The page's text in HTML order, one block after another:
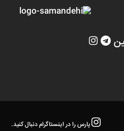
پارس را در اینستاگرام دنبال کنید.